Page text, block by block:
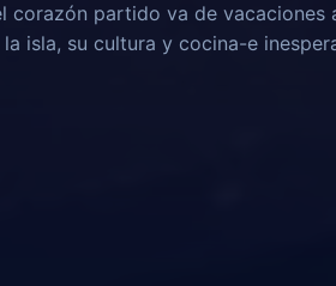
corazón partido va de vacaciones
isla, su cultura y cocina-e